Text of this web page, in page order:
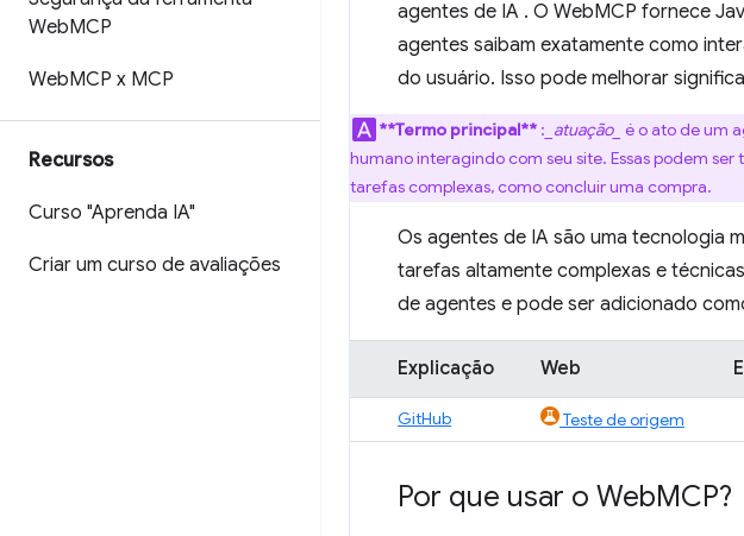
WebMCP
WebMCP x MCP
Recursos
Curso "Aprenda IA"
Criar um curso de avaliações
agentes de IA . O WebMCP fornece
agentes saibam exatamente como
do usuário. Isso pode melhorar
**Termo principal** : _atuação_ é o ato de um
humano interagindo com seu site. Essas podem
tarefas complexas, como concluir uma compra.
Os agentes de IA são uma tecnologia
tarefas altamente complexas e
de agentes e pode ser adicionado
Explicação Web
GitHub Teste de origem
Por que usar o WebMCP?